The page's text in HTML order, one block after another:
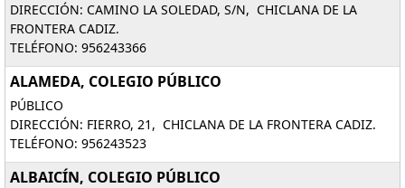
DIRECCIÓN: CAMINO LA SOLEDAD, S/N, CHICLANA DE LA
FRONTERA CADIZ.
TELÉFONO: 956243366
ALAMEDA, COLEGIO PÚBLICO
PÚBLICO
DIRECCIÓN: FIERRO, 21, CHICLANA DE LA FRONTERA CADIZ.
TELÉFONO: 956243523
ALBAICÍN, COLEGIO PÚBLICO